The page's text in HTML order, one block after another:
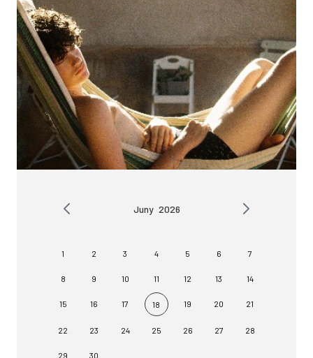
Juny 2026
1 2 3 4 5 6 7
8 9 10 11 12 13 14
15 16 17 18 19 20 21
22 23 24 25 26 27 28
29 30